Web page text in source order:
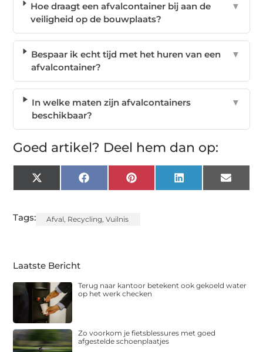
Hoe draagt een afvalcontainer bij aan de
veiligheid op de bouwplaats?
▼
Bespaar ik echt tijd met het huren van een
afvalcontainer?
▼
In welke maten zijn afvalcontainers
beschikbaar?
▼
Goed artikel? Deel hem dan op:
X
(Twitter)
FacebookPinterest LinkedIn Email
Tags: Afval, Recycling,Vuilnis
Laatste Bericht
Terug naar kantoor betekent ook gekoeld water
op het werk checken
Zo voorkom je fietsblessures met goed
afgestelde schoenplaatjes